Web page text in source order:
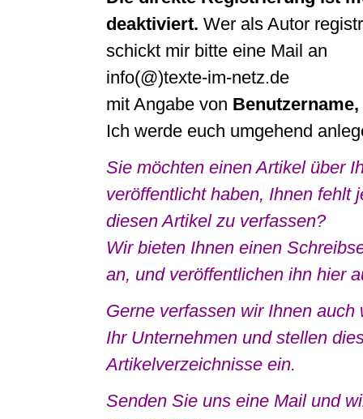
deaktiviert. Wer als Autor
schickt mir bitte eine Mail an
info(@)texte-im-netz.de
mit Angabe von
Ich werde euch umgehend
Sie möchten einen Artikel über
veröffentlicht haben, Ihnen fehlt
diesen Artikel zu verfassen?
Wir bieten Ihnen einen
an, und veröffentlichen ihn hier
Gerne verfassen wir Ihnen auch
Ihr Unternehmen und stellen
Artikelverzeichnisse ein.
Senden Sie uns eine Mail und